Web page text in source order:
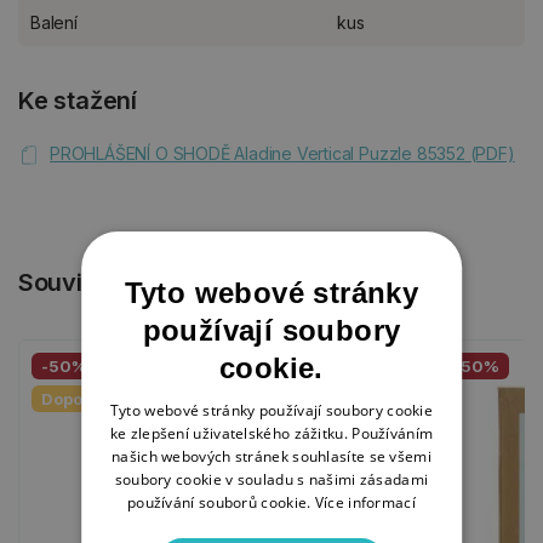
Balení kus
Ke stažení
PROHLÁŠENÍ O SHODĚ Aladine Vertical Puzzle 85352 (PDF)
Související produkty
-50%
Doporučujeme
-50%
Tyto webové stránky
používají soubory
cookie.
Tyto webové stránky používají soubory cookie
ke zlepšení uživatelského zážitku. Používáním
našich webových stránek souhlasíte se všemi
soubory cookie v souladu s našimi zásadami
používání souborů cookie. Více informací